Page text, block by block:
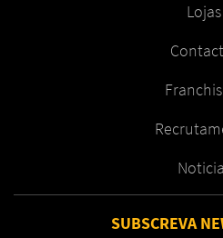
Lojas
SUBSCREVA